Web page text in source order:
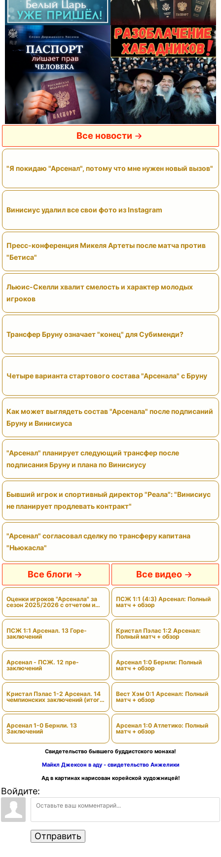
Все новости
"Я покидаю "Арсенал", потому что мне нужен новый вызов"
Винисиус удалил все свои фото из Instagram
Пресс-конференция Микеля Артеты после матча против
"Бетиса"
Льюис-Скелли хвалит смелость и характер молодых
игроков
Трансфер Бруну означает "конец" для Субименди?
Четыре варианта стартового состава "Арсенала" с Бруну
Как может выглядеть состав "Арсенала" после подписаний
Бруну и Винисиуса
"Арсенал" планирует следующий трансфер после
подписания Бруну и плана по Винисиусу
Бывший игрок и спортивный директор "Реала": "Винисиус
не планирует продлевать контракт"
"Арсенал" согласовал сделку по трансферу капитана
"Ньюкасла"
Все блоги
Оценки игроков "Арсенала" за
сезон 2025/2026 с отчетом и
ПСЖ 1:1 Арсенал. 13 Горе-
заключений
Арсенал - ПСЖ. 12 пре-
заключений
Кристал Пэлас 1-2 Арсенал. 14
чемпионских заключений (итоги
Арсенал 1-0 Бернли. 13
Заключений
Все видео
ПСЖ 1:1 (4:3) Арсенал: Полный
матч + обзор
Кристал Пэлас 1:2 Арсенал:
Полный матч + обзор
Арсенал 1:0 Бернли: Полный
матч + обзор
Вест Хэм 0:1 Арсенал: Полный
матч + обзор
Арсенал 1:0 Атлетико: Полный
матч + обзор
Свидетельство бывшего буддистского монаха!
Майкл Джексон в аду - свидетельство Анжелики
Ад в картинах нарисован корейской художницей!
Войдите:
Отправить